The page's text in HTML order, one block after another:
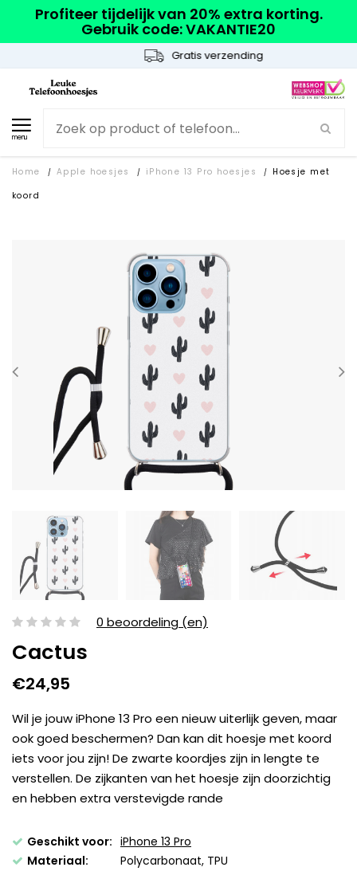
Profiteer tijdelijk van 20% extra korting.
Gebruik code: VAKANTIE20
Gratis verzending
menu
Home / Apple hoesjes / iPhone 13 Pro hoesjes /
Hoesje met
koord
0 beoordeling (en)
Cactus
€24,95
Wil je jouw iPhone 13 Pro een nieuw uiterlijk geven, maar
ook goed beschermen? Dan kan dit hoesje met koord
iets voor jou zijn! De zwarte koordjes zijn in lengte te
verstellen. De zijkanten van het hoesje zijn doorzichtig
en hebben extra verstevigde rande
Geschikt voor: iPhone 13 Pro
Materiaal:
Polycarbonaat, TPU